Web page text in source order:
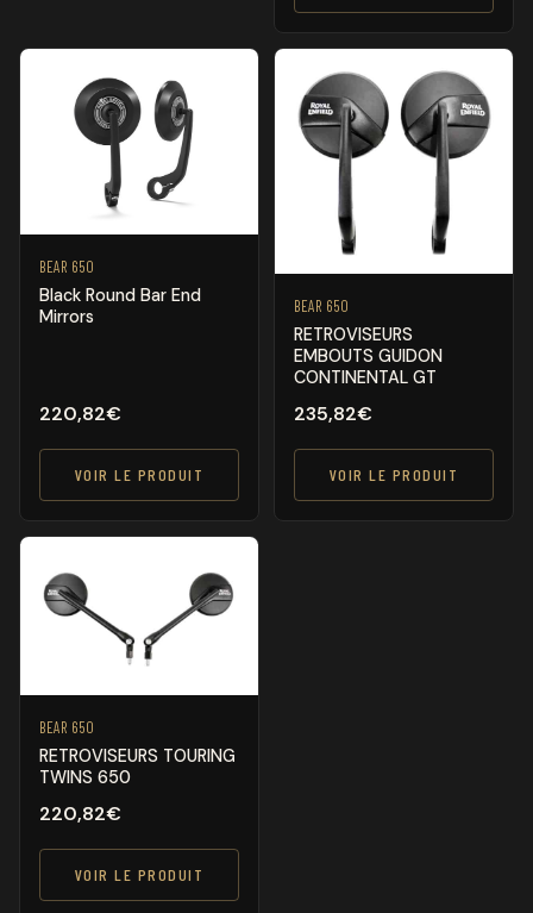
BEAR 650
Black Round Bar End
Mirrors
220,82€
VOIR LE PRODUIT
BEAR 650
RETROVISEURS
EMBOUTS GUIDON
CONTINENTAL GT
235,82€
VOIR LE PRODUIT
BEAR 650
RETROVISEURS TOURING
TWINS 650
220,82€
VOIR LE PRODUIT